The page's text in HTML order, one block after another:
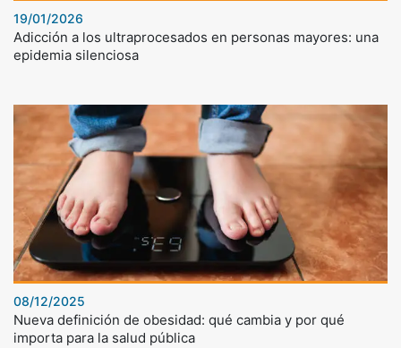
19/01/2026
Adicción a los ultraprocesados en personas mayores: una
epidemia silenciosa
08/12/2025
Nueva definición de obesidad: qué cambia y por qué
importa para la salud pública